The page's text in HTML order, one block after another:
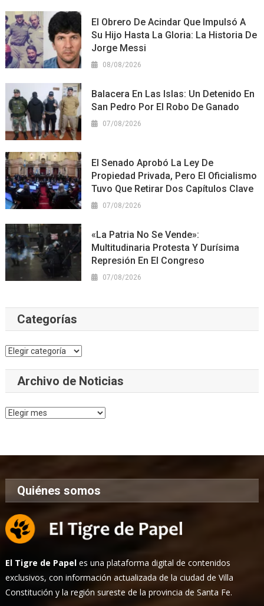
El Obrero De Acindar Que Impulsó A
Su Hijo Hasta La Gloria: La Historia De
Jorge Messi
08/08/2026
Balacera En Las Islas: Un Detenido En
San Pedro Por El Robo De Ganado
07/08/2026
El Senado Aprobó La Ley De
Propiedad Privada, Pero El Oficialismo
Tuvo Que Retirar Dos Capítulos Clave
07/08/2026
«La Patria No Se Vende»:
Multitudinaria Protesta Y Durísima
Represión En El Congreso
07/08/2026
Categorías
Categorías
Archivo de Noticias
Archivo
Quiénes somos
El Tigre de Papel es una plataforma digital de contenidos
exclusivos, con información actualizada de la ciudad de Villa
Constitución y la región sureste de la provincia de Santa Fe.